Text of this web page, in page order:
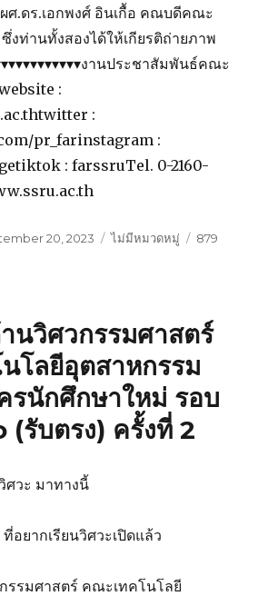
ศ.ดร.เอกพงศ์ อินเกื้อ คณบดีคณะ
งท่านทั้งสองได้ให้เกียรติถ่ายภาพ
งานประชาสัมพันธ์คณะ
:
:
pr_farinstagram :
: farssruTel. 0-2160-
20, 2023 Categories
ไม่มีหมวดหมู่
879
นวิศวกรรมศาสตร์
โลยีอุตสาหกรรม
รนักศึกษาใหม่ รอบ
รับตรง) ครั้งที่ 2
ศวะ มาทางนี้
อยากเรียนวิศวะเปิดแล้ว
รรมศาสตร์ คณะเทคโนโลยี